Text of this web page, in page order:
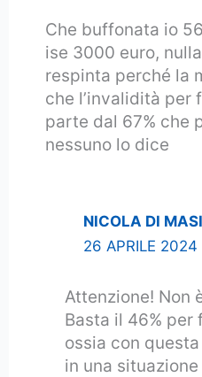
Che buffonata io
ise 3000 euro,
respinta perché la
che l’invalidità per
parte dal 67% che
nessuno lo dice
NICOLA DI MASI
26 APRILE 2024
Attenzione! Non
Basta il 46% per
ossia con
in una